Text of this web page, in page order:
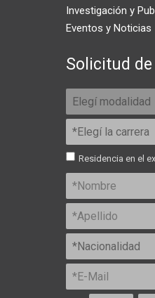
Investigación y
Eventos y Noticias
Solicitud
Residencia en el